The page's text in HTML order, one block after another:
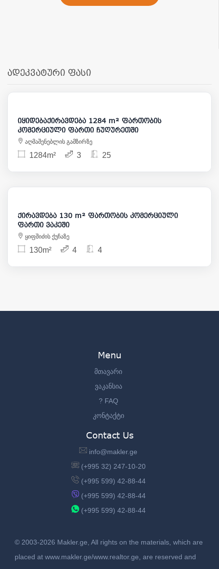
ადეკვატური ფასი
5 000 000
იყიდებაქირავდება 1284 m² ფართობის
კომერციული ფართი ჩუღურეთში
აღმაშენებლის გამზირზე
1284m² 3 25
3 800
ქირავდება 130 m² ფართობის კომერციული
ფართი ვაკეში
ყიფშიძის ქუჩაზე
130m² 4 4
Menu
მთავარი
ვაკანსია
? FAQ
კონტაქტი
Contact Us
info@makler.ge
(+995 32) 247-10-20
(+995 599) 42-88-44
(+995 599) 42-88-44
(+995 599) 42-88-44
© 2003-2026 Makler.ge, All rights on the materials, which are
placed at www.makler.ge/www.realtor.ge, are reserved and